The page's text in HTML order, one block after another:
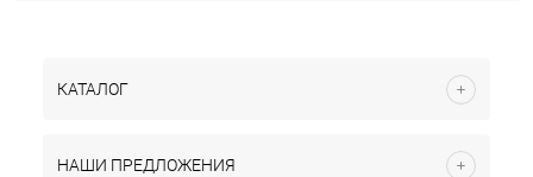
КАТАЛОГ
НАШИ ПРЕДЛОЖЕНИЯ